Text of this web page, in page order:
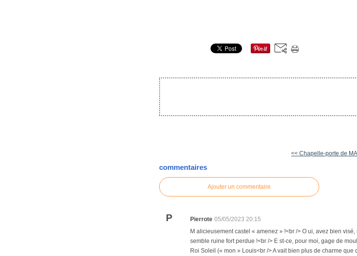
<< Chapelle-porte de
commentaires
Ajouter un commentaire
P Pierrote 05/05/2023 20:15
M alicieusement castel « amenez » !<br /> O ui, avez bien
semble ruine fort perdue !<br /> E st-ce, pour moi, gage de
Roi Soleil (« mon » Louis<br /> A vait bien plus de charme